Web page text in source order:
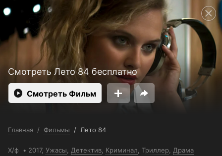
Смотреть 3650 дней бесплатно
Смотреть Лето 84 бесплатно
Смотреть Фильм
Главная / Фильмы / Лето 84
Х/ф 2017, Ужасы Детектив Криминал Триллер
Драма
Телефон поддержки: +998 55 500 2111
Пользовательское соглашение
Политика конфиденциальности
Открыть приложение
Ввести промокод